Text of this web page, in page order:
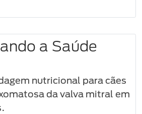
a Saúde
nutricional para cães
da valva mitral em